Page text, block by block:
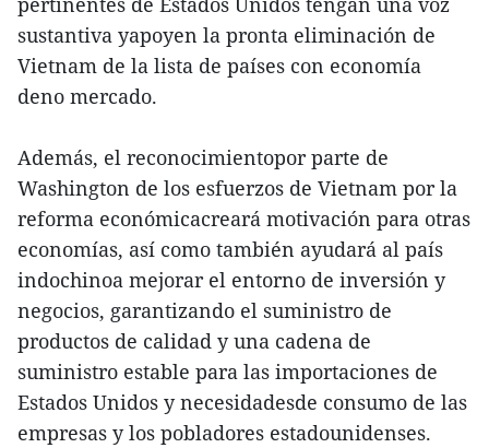
sustantiva yapoyen la pronta eliminación de
Vietnam de la lista de países con economía
deno mercado.
Además, el reconocimientopor parte de
Washington de los esfuerzos de Vietnam por la
reforma económicacreará motivación para otras
economías, así como también ayudará al país
indochinoa mejorar el entorno de inversión y
negocios, garantizando el suministro de
productos de calidad y una cadena de
suministro estable para las importaciones de
Estados Unidos y necesidadesde consumo de las
empresas y los pobladores estadounidenses.